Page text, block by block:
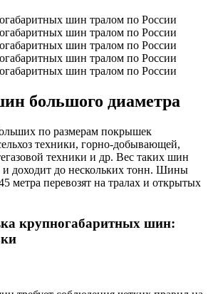
большого диаметра
по размерам покрышек
техники, горно-добывающей,
техники и др. Вес таких шин
и доходит до нескольких тонн. Шины
метра перевозят на тралах и открытых
крупногабаритных шин: